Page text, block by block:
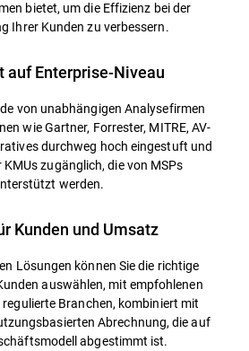
bietet, um die Effizienz bei der
Ihrer Kunden zu verbessern.
auf Enterprise-Niveau
von unabhängigen Analysefirmen
wie Gartner, Forrester, MITRE, AV-
durchweg hoch eingestuft und
zugänglich, die von MSPs
werden.
Kunden und Umsatz
Lösungen können Sie die richtige
auswählen, mit empfohlenen
Branchen, kombiniert mit
Abrechnung, die auf
abgestimmt ist.